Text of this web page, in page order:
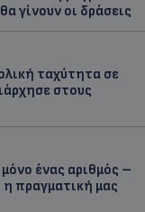
γίνουν οι δράσεις
ταχύτητα σε
στους
ένας αριθμός –
η πραγματική μας